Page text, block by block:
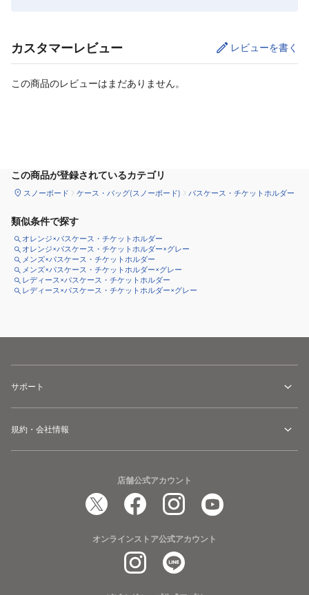
カスタマーレビュー レビューを書く
この商品のレビューはまだありません。
この商品が登録されているカテゴリ
スノーボード ケース・バッグ(スノーボード) パスケース・チケットホルダー
類似条件で探す
オレンジ×パスケース・チケットホルダー
オレンジ×パスケース・チケットホルダー×グレー
メンズ×パスケース・チケットホルダー
メンズ×パスケース・チケットホルダー×グレー
レディース×パスケース・チケットホルダー
レディース×パスケース・チケットホルダー×グレー
サポート
規約・会社情報
店舗公式アカウント
オンラインストア公式アカウント